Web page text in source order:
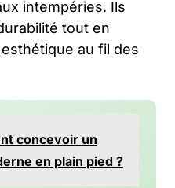
intempéries. Ils
tout en
au fil des
concevoir un
en plain pied ?